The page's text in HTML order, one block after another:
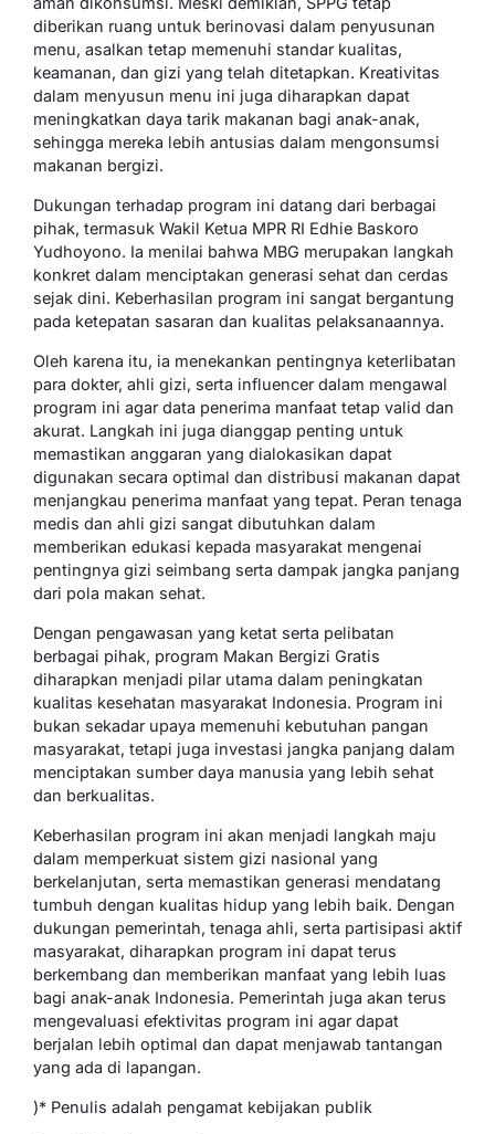
diberikan ruang untuk berinovasi dalam penyusunan
menu, asalkan tetap memenuhi standar kualitas,
keamanan, dan gizi yang telah ditetapkan. Kreativitas
dalam menyusun menu ini juga diharapkan dapat
meningkatkan daya tarik makanan bagi anak-anak,
sehingga mereka lebih antusias dalam mengonsumsi
makanan bergizi.
Dukungan terhadap program ini datang dari berbagai
pihak, termasuk Wakil Ketua MPR RI Edhie Baskoro
Yudhoyono. Ia menilai bahwa MBG merupakan langkah
konkret dalam menciptakan generasi sehat dan cerdas
sejak dini. Keberhasilan program ini sangat bergantung
pada ketepatan sasaran dan kualitas pelaksanaannya.
Oleh karena itu, ia menekankan pentingnya keterlibatan
para dokter, ahli gizi, serta influencer dalam mengawal
program ini agar data penerima manfaat tetap valid dan
akurat. Langkah ini juga dianggap penting untuk
memastikan anggaran yang dialokasikan dapat
digunakan secara optimal dan distribusi makanan dapat
menjangkau penerima manfaat yang tepat. Peran tenaga
medis dan ahli gizi sangat dibutuhkan dalam
memberikan edukasi kepada masyarakat mengenai
pentingnya gizi seimbang serta dampak jangka panjang
dari pola makan sehat.
Dengan pengawasan yang ketat serta pelibatan
berbagai pihak, program Makan Bergizi Gratis
diharapkan menjadi pilar utama dalam peningkatan
kualitas kesehatan masyarakat Indonesia. Program ini
bukan sekadar upaya memenuhi kebutuhan pangan
masyarakat, tetapi juga investasi jangka panjang dalam
menciptakan sumber daya manusia yang lebih sehat
dan berkualitas.
Keberhasilan program ini akan menjadi langkah maju
dalam memperkuat sistem gizi nasional yang
berkelanjutan, serta memastikan generasi mendatang
tumbuh dengan kualitas hidup yang lebih baik. Dengan
dukungan pemerintah, tenaga ahli, serta partisipasi aktif
masyarakat, diharapkan program ini dapat terus
berkembang dan memberikan manfaat yang lebih luas
bagi anak-anak Indonesia. Pemerintah juga akan terus
mengevaluasi efektivitas program ini agar dapat
berjalan lebih optimal dan dapat menjawab tantangan
yang ada di lapangan.
)* Penulis adalah pengamat kebijakan publik